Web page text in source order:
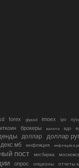
forex gbpusd imoex ipo
брокеры валюта вдо
доллар доллар
мб инфляция инфляция в
пост мосбиржа
опрос опционы отчеты